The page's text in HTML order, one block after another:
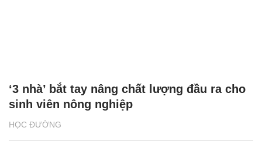
HỌC ĐƯỜNG
‘3 nhà’ bắt tay nâng chất lượng đầu ra cho
sinh viên nông nghiệp